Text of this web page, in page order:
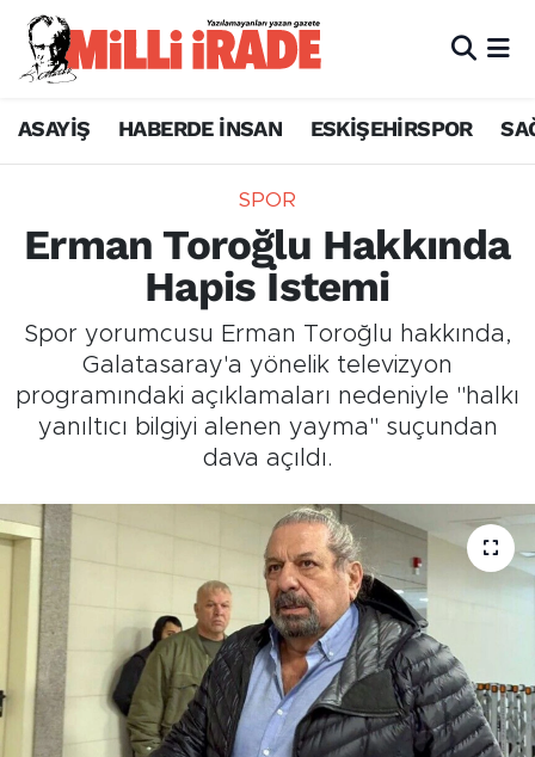
ASAYİŞ HABERDE İNSAN ESKİŞEHİRSPOR
SPOR
Erman Toroğlu Hakkında
Hapis İstemi
Spor yorumcusu Erman Toroğlu hakkında,
Galatasaray'a yönelik televizyon
programındaki açıklamaları nedeniyle "halkı
yanıltıcı bilgiyi alenen yayma" suçundan
dava açıldı.